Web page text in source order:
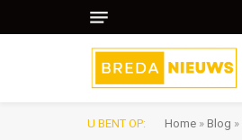
U BENT OP: Home » Blog »